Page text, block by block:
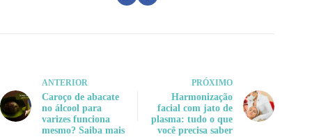
ANTERIOR
Caroço de abacate
no álcool para
varizes funciona
mesmo? Saiba mais
PRÓXIMO
Harmonização
facial com jato de
plasma: tudo o que
você precisa saber